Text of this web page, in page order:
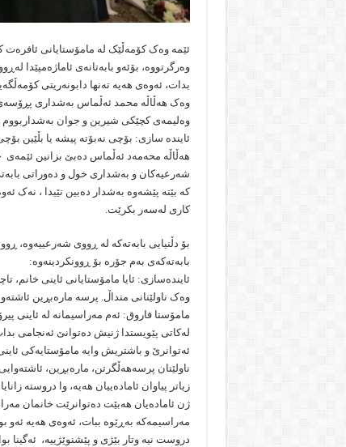
ئێمە وەک کۆمەڵێک لە مامۆستایانی ئافرەت
وەرگرتووە، بۆئەو بابەتانەی ئاماژەمپێدا
بدات، ئەوەی هەیە تەنها دابونەریتی
وەک هەڵاڵە محمد ئەڵماس بەشداری پڕۆسەی
وەلیمەی کچێکی شیرین و جوان بەشداربووم
ئایندە سازی: بۆچی نەبۆتە پیشە یا بڵێین
هەڵاڵە محەمەد ئەڵماس دەبێ بزانین ئێمەی
شەرعیەکان و بەشداری خول و دەوراتی
کە بێتە پێشەوە بەشدار دەبین تێیدا ، نەک
کاری لەسەر بکرێت.
بۆ دڵنیایی بابەتەکە لە ڕووی شەرعییەوە،
بابەتەکەی بەم جۆرە بۆ ڕوونکردینەوە:
ئایندەسازی: ئایا مامۆستایانی ئاینی خانم،
وەک ناولێنانی منداڵ. پرسە مارەبڕین
مامۆستا فاروق: ئەم مەراسیمانە لە ئاینی
لەکاتی پێویستدا ژنیش دەتوانێ ئەنجامی
ئەتوانرێ و باشتریش وایە مامۆستایەکی
ناولێنان پرسەهەڵگرتن، مارەبڕین،
زیاتر پیاوان ئامادەییان هەیە، وا دروستە
ژن ئامادەیان هەبێت دەتوانرێت خانمان
مەراسیمەکە بەڕێوە ببات، ئەوەی هەیە ئەو
دروست نیە وتار بێژی و پێشنوێژییە، ئەگینا